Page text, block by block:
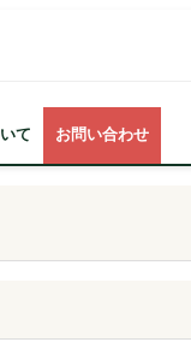
て お問い合わせ